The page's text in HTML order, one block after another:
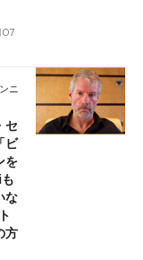
07
ニ
セ
ビ
を
な
方